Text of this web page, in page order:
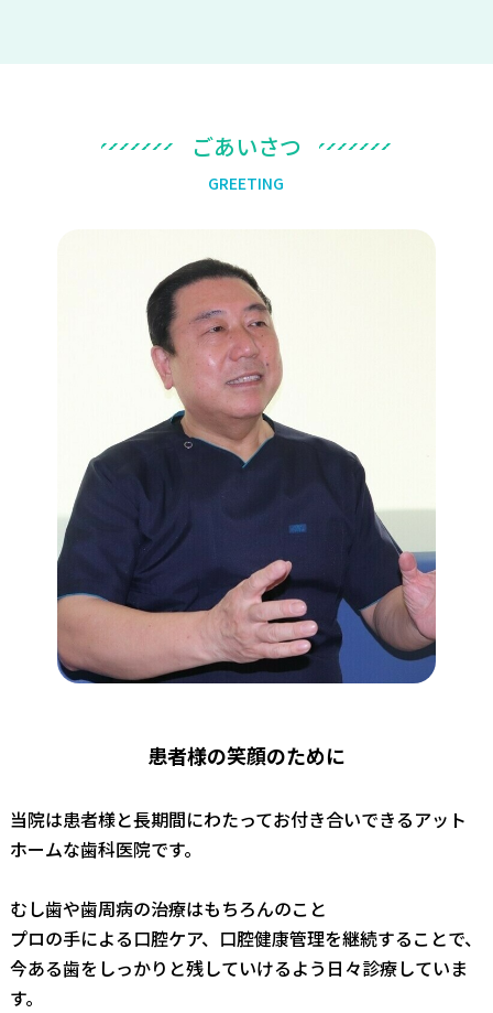
ごあいさつ
GREETING
患者様の笑顔のために
当院は患者様と長期間にわたってお付き合いできるアット
ホームな歯科医院です。
むし歯や歯周病の治療はもちろんのこと
プロの手による口腔ケア、口腔健康管理を継続することで、
今ある歯をしっかりと残していけるよう日々診療していま
す。